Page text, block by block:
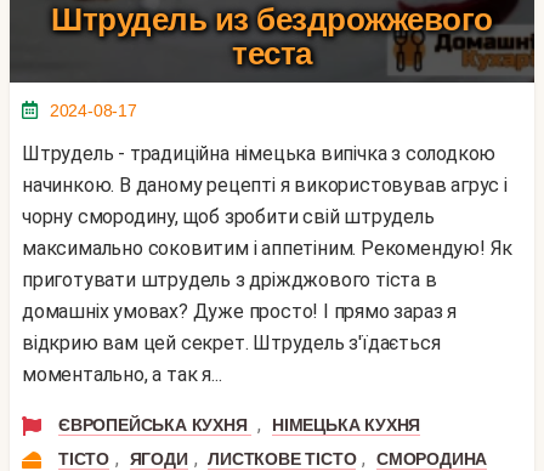
Штрудель из бездрожжевого
теста
2024-08-17
Штрудель - традиційна німецька випічка з солодкою
начинкою. В даному рецепті я використовував агрус і
чорну смородину, щоб зробити свій штрудель
максимально соковитим і аппетіним. Рекомендую! Як
приготувати штрудель з дріжджового тіста в
домашніх умовах? Дуже просто! І прямо зараз я
відкрию вам цей секрет. Штрудель з'їдається
моментально, а так я...
ЄВРОПЕЙСЬКА КУХНЯ ,
НІМЕЦЬКА КУХНЯ
ТІСТО , ЯГОДИ , ЛИСТКОВЕ ТІСТО ,
СМОРОДИНА